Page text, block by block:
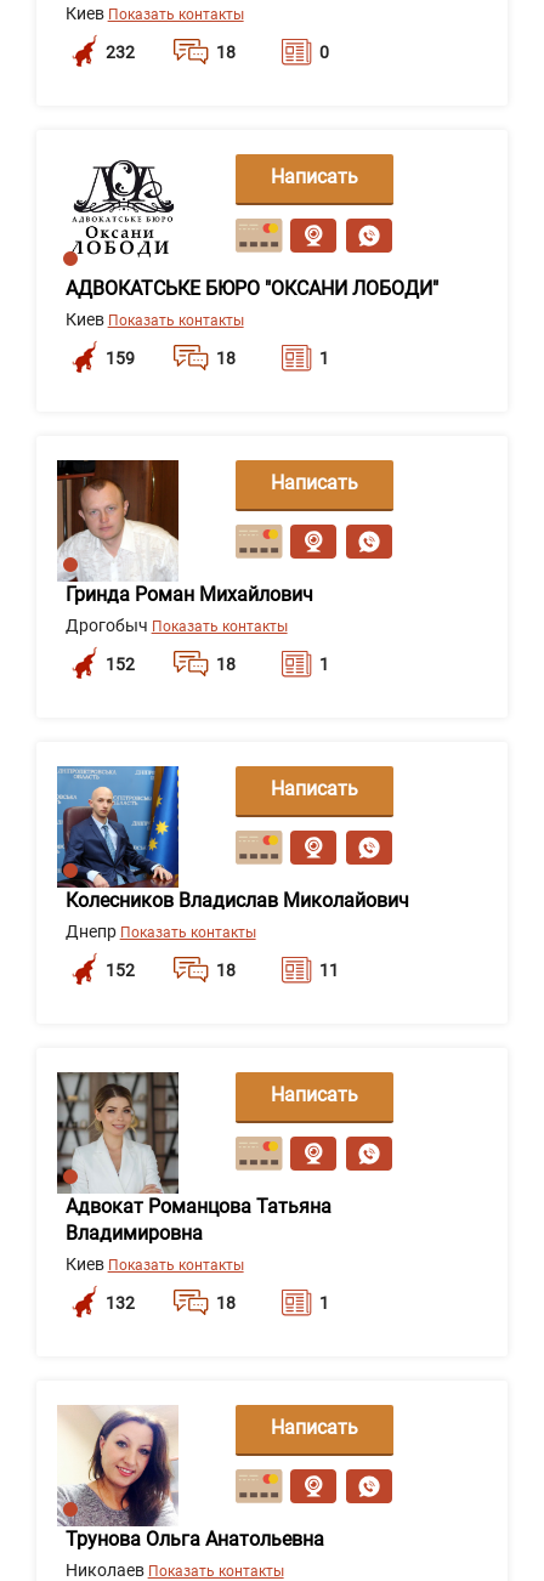
Киев Показать контакты
232 18 0
АДВОКАТСЬКЕ БЮРО "ОКСАНИ ЛОБОДИ"
Киев Показать контакты
159 18 1
Написать
сообщение
Гринда Роман Михайлович
Дрогобыч Показать контакты
152 18 1
Написать
сообщение
Колесников Владислав Миколайович
Днепр Показать контакты
152 18 11
Написать
сообщение
Адвокат Романцова Татьяна
Владимировна
Киев Показать контакты
132 18 1
Написать
сообщение
Трунова Ольга Анатольевна
Николаев Показать контакты
Написать
сообщение